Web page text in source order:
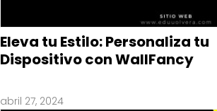
Eleva tu Estilo: Personaliza tu
Dispositivo con WallFancy
abril 27, 2024